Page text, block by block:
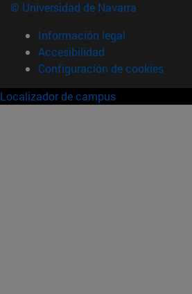
© Universidad de Navarra
Información legal
Accesibilidad
Configuración de cookies
Localizador de campus